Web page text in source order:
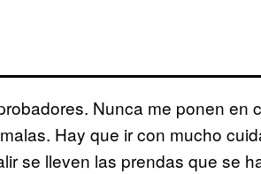
Nunca me ponen en
Hay que ir con mucho
se lleven las prendas que se